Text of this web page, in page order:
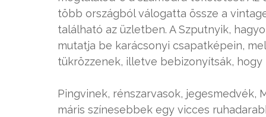
több országból válogatta össze a
található az üzletben. A Szputnyik,
mutatja be karácsonyi csapatképein,
tükrözzenek, illetve bebizonyítsák,
Pingvinek, rénszarvasok,
máris színesebbek egy vicces